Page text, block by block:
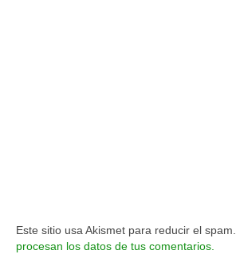
Este sitio usa Akismet para reducir el spam.
procesan los datos de tus comentarios.